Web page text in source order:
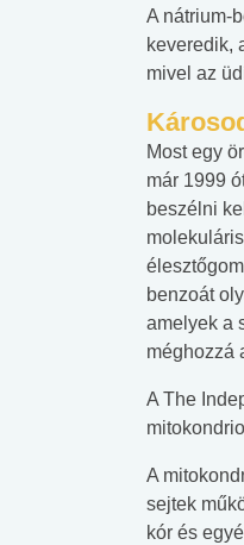
A nátrium-
keveredik,
mivel az
Most egy
már 1999
beszélni
benzoát
amelyek a
méghozzá
A The
A
sejtek
kór és